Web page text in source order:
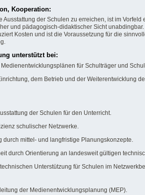
Kooperation:
Ausstattung der Schulen zu erreichen, ist im Vorfeld
und pädagogisch-didaktischer Sicht
Kosten und ist die Voraussetzung für die
unterstützt bei:
für Schulträger und
dem Betrieb und der Weiterentwicklung
der Schulen für den Unterricht.
schulischer Netzwerke.
durch mittel- und langfristige Planungskonzepte.
durch Orientierung an landesweit gültigen
Unterstützung für Schulen im
der Medienentwicklungsplanung (MEP).